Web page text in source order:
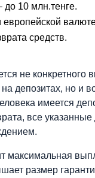
10 млн.тенге.
средств.
не конкретного
депозитах, но и
имеется
все
максимальная
размер